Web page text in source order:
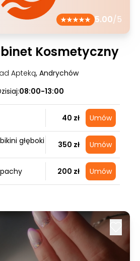
5.00/5
Kosmetyczny
Apteką, Andrychów
08:00-13:00
40 zł Umów
głęboki
350 zł Umów
200 zł Umów